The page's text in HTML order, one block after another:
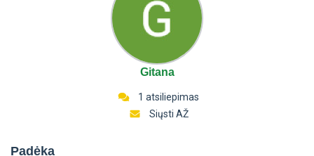
Gitana
1 atsiliepimas
Siųsti AŽ
Padėka